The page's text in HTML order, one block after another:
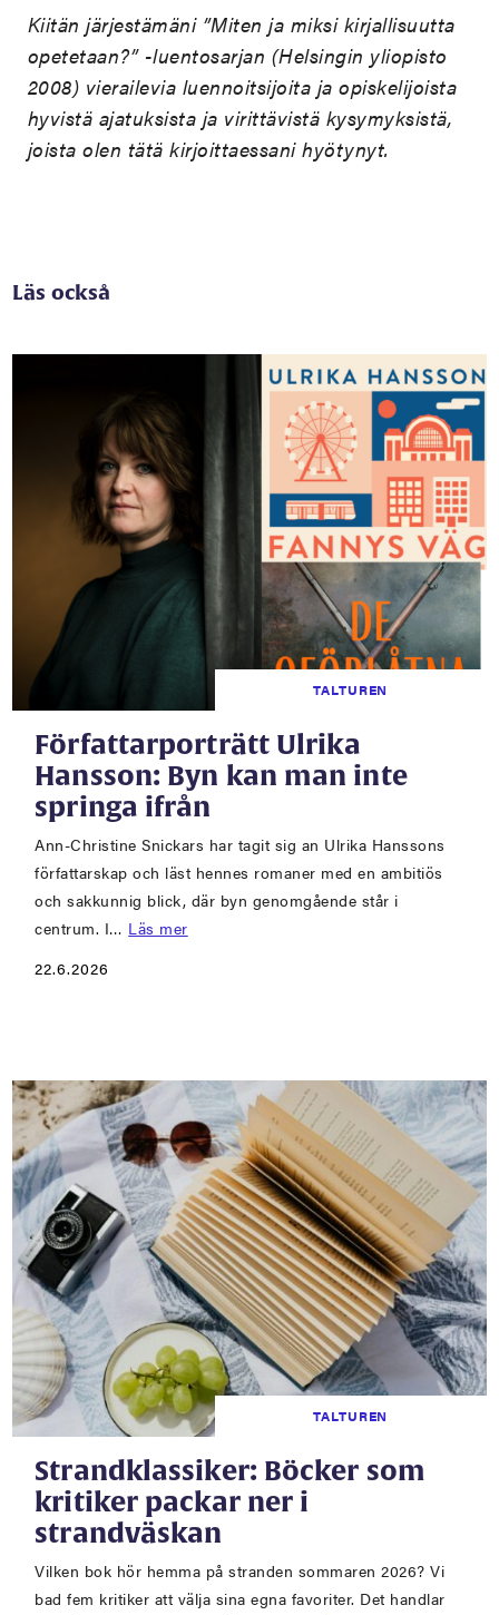
Kiitän järjestämäni ”Miten ja miksi kirjallisuutta
opetetaan?” -luentosarjan (Helsingin yliopisto
2008) vierailevia luennoitsijoita ja opiskelijoista
hyvistä ajatuksista ja virittävistä kysymyksistä,
joista olen tätä kirjoittaessani hyötynyt.
Läs också
TALTUREN
Författarporträtt Ulrika
Hansson: Byn kan man inte
springa ifrån
Ann-Christine Snickars har tagit sig an Ulrika Hanssons
författarskap och läst hennes romaner med en ambitiös
och sakkunnig blick, där byn genomgående står i
centrum. I… Läs mer
22.6.2026
TALTUREN
Strandklassiker: Böcker som
kritiker packar ner i
strandväskan
Vilken bok hör hemma på stranden sommaren 2026? Vi
bad fem kritiker att välja sina egna favoriter. Det handlar